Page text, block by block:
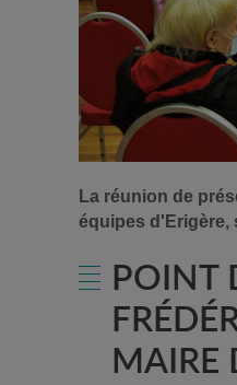
La réunion de
équipes d'Erigère,
POINT
MAIRE